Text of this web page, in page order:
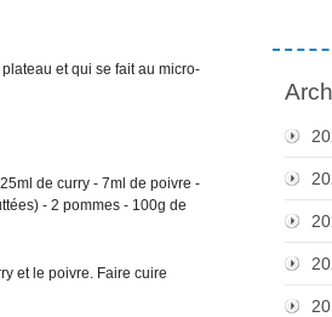
et qui se fait au micro-
de curry - 7ml de poivre -
- 2 pommes - 100g de
et le poivre. Faire cuire